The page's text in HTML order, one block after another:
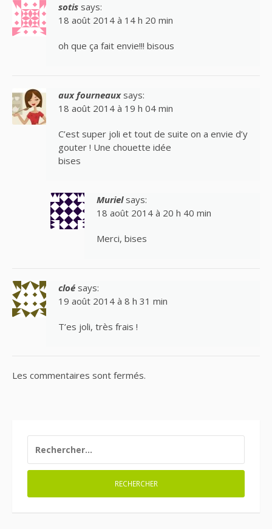
sotis says:
18 août 2014 à 14 h 20 min
oh que ça fait envie!!! bisous
aux fourneaux says:
18 août 2014 à 19 h 04 min
C’est super joli et tout de suite on a envie d’y
gouter ! Une chouette idée
bises
Muriel says:
18 août 2014 à 20 h 40 min
Merci, bises
cloé says:
19 août 2014 à 8 h 31 min
T’es joli, très frais !
Les commentaires sont fermés.